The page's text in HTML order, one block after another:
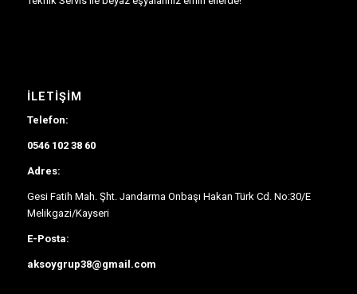
İLETIŞIM
Telefon:
0546 102 38 60
Adres:
Gesi Fatih Mah. Şht. Jandarma Onbaşı Hakan Türk Cd. No:30/E
Melikgazi/Kayseri
E-Posta:
aksoygrup38@gmail.com